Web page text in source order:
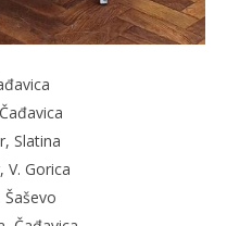
Slatina
V. Gorica
Šaševo